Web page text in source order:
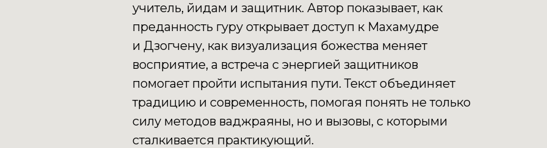
учитель, йидам и защитник. Автор показывает, как
преданность гуру открывает доступ к Махамудре
и Дзогчену, как визуализация божества меняет
восприятие, а встреча с энергией защитников
помогает пройти испытания пути. Текст объединяет
традицию и современность, помогая понять не только
силу методов ваджраяны, но и вызовы, с которыми
сталкивается практикующий.